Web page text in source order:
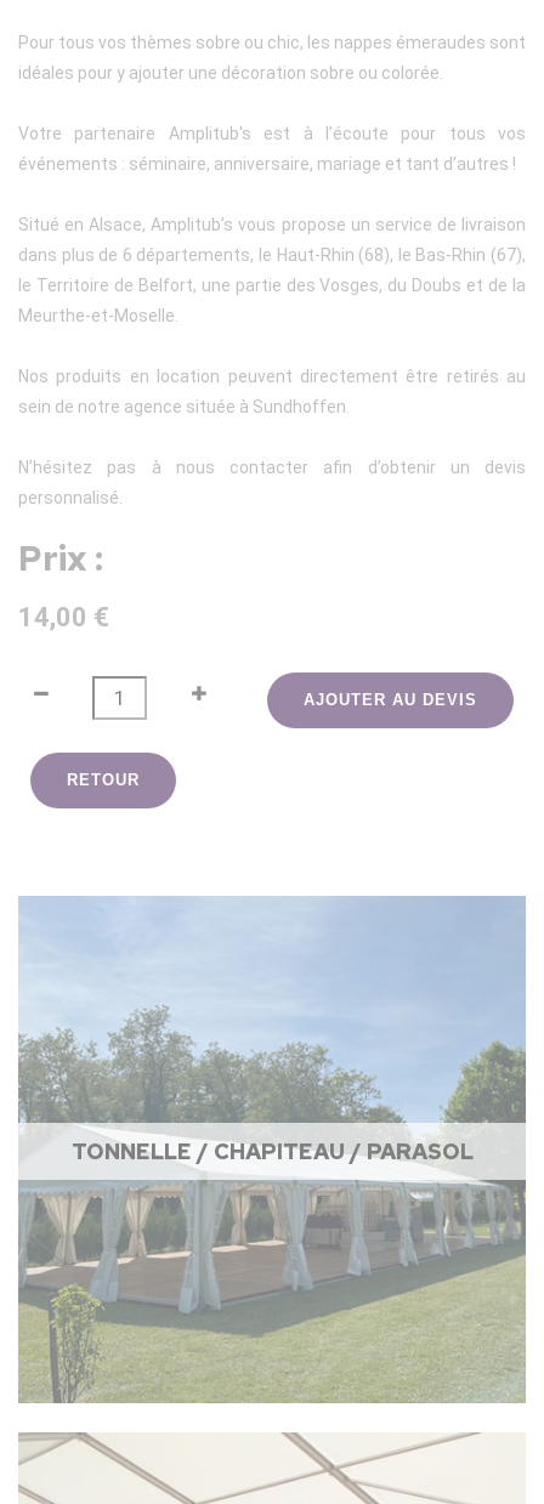
Pour tous vos thèmes sobre ou chic, les nappes émeraudes sont
idéales pour y ajouter une décoration sobre ou colorée.
Votre partenaire Amplitub's est à l’écoute pour tous vos
événements : séminaire, anniversaire, mariage et tant d’autres !
Situé en Alsace, Amplitub’s vous propose un service de livraison
dans plus de 6 départements, le Haut-Rhin (68), le Bas-Rhin (67),
le Territoire de Belfort, une partie des Vosges, du Doubs et de la
Meurthe-et-Moselle.
Nos produits en location peuvent directement être retirés au
sein de notre agence située à Sundhoffen.
N’hésitez pas à nous contacter afin d’obtenir un devis
personnalisé.
Prix :
14,00 €
AJOUTER AU DEVIS
RETOUR
TONNELLE / CHAPITEAU / PARASOL